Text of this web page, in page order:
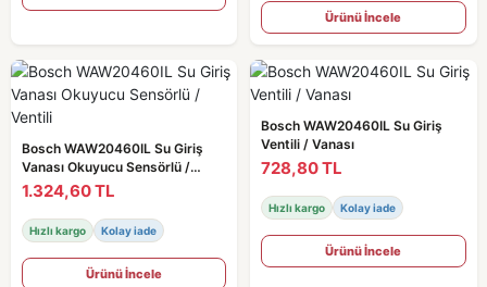
Ürünü İncele
Bosch WAW20460IL Su Giriş
Vanası Okuyucu Sensörlü /
Ventili
1.324,60 TL
Hızlı kargo Kolay iade
Ürünü İncele
Bosch WAW20460IL Su Giriş
Ventili / Vanası
728,80 TL
Hızlı kargo Kolay iade
Ürünü İncele